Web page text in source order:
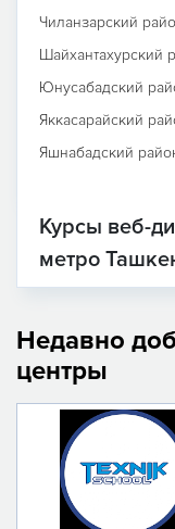
Чиланзарский
Шайхантахурский
Юнусабадский
Яккасарайский
Яшнабадский
Курсы веб-
метро
Недавно
центры